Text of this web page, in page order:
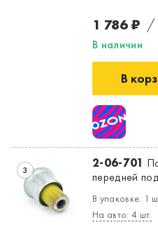
Да, верно
1 786 ₽ /
В наличии
В
3 2-06-701
передней
В упаковке: 1
На авто: 4 шт.